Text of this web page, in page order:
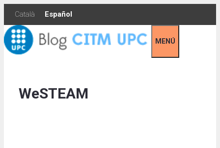
Skip
content
Català Español
MENÚ
WeSTEAM